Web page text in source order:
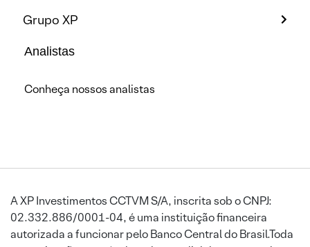
Grupo XP
Analistas
Conheça nossos analistas
A XP Investimentos CCTVM S/A, inscrita sob o CNPJ:
02.332.886/0001-04, é uma instituição financeira
autorizada a funcionar pelo Banco Central do Brasil.Toda